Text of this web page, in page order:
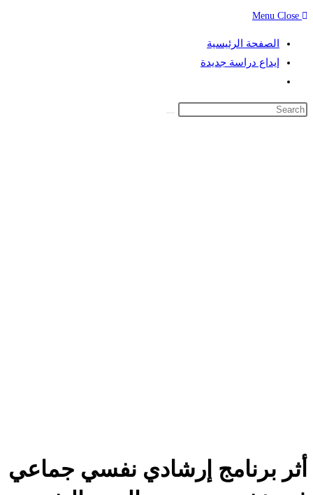
Menu Close
الصفحة الرئيسية
إيداع دراسة جديدة
search
أثر برنامج إرشادي نفسي جماعي